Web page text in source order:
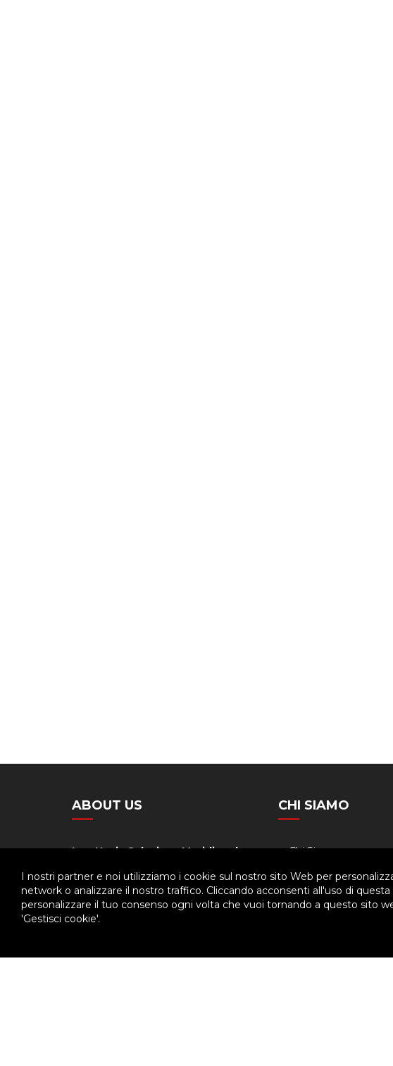
I nostri partner e noi utilizziamo i cookie sul nostro sito Web per
network o analizzare il nostro traffico. Cliccando acconsenti all'uso di
personalizzare il tuo consenso ogni volta che vuoi tornando a questo sito
'Gestisci cookie'.
ABOUT US
Ispettoria Salesiana Meridionale
Via Don Bosco, 8
80141 - Napoli
Tel. 081.7511029
CHI SIAMO
Chi Siamo
Storia
Organigramma